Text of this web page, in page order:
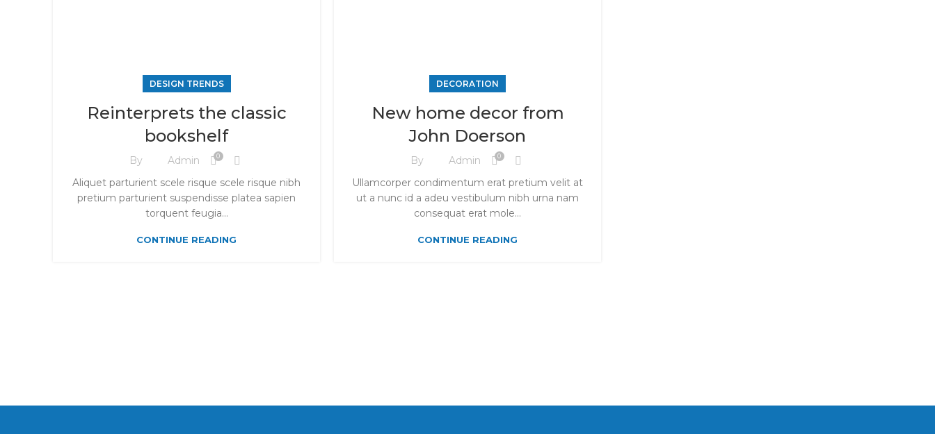
DESIGN TRENDS
Reinterprets the classic
bookshelf
By Admin 0
Aliquet parturient scele risque scele risque nibh
pretium parturient suspendisse platea sapien
torquent feugia...
CONTINUE READING
DECORATION
New home decor from
John Doerson
By Admin 0
Ullamcorper condimentum erat pretium velit at
ut a nunc id a adeu vestibulum nibh urna nam
consequat erat mole...
CONTINUE READING